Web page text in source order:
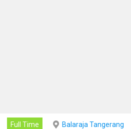
Full Time
Balaraja Tangerang